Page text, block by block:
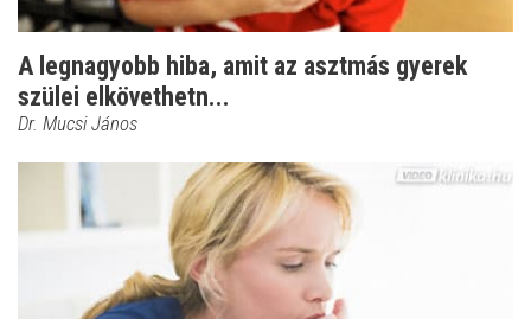
A legnagyobb hiba, amit az asztmás gyerek
szülei elkövethetn...
Dr. Mucsi János